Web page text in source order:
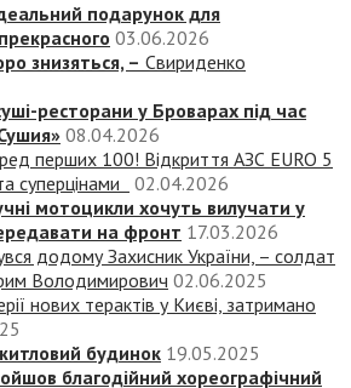
подарунок для
03.06.2026
знизяться, – Свириденко
ресторани у Броварах під час
08.04.2026
перших 100! Відкриття АЗС EURO 5
суперцінами
02.04.2026
мотоцикли хочуть вилучати у
на фронт 17.03.2026
додому Захисник України, – солдат
Володимирович 02.06.2025
нових терактів у Києві, затримано
будинок 19.05.2025
благодійний хореографічний